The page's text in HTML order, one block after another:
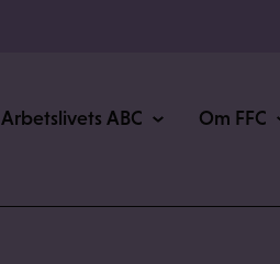
Arbetslivets ABC Om FFC